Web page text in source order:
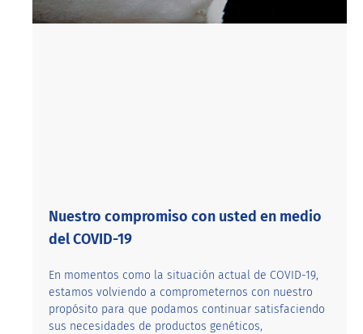
Nuestro compromiso con usted en medio
del COVID-19
En momentos como la situación actual de COVID-19,
estamos volviendo a comprometernos con nuestro
propósito para que podamos continuar satisfaciendo
sus necesidades de productos genéticos,